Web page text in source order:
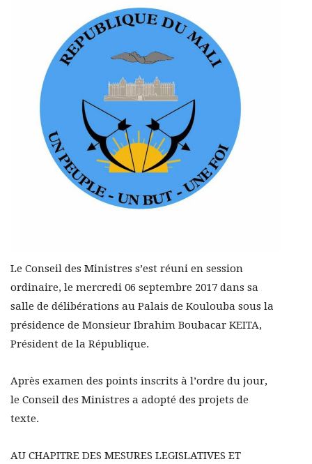
Le Conseil des Ministres s’est réuni en session
ordinaire, le mercredi 06 septembre 2017 dans sa
salle de délibérations au Palais de Koulouba sous la
présidence de Monsieur Ibrahim Boubacar KEITA,
Président de la République.
Après examen des points inscrits à l’ordre du jour,
le Conseil des Ministres a adopté des projets de
texte.
AU CHAPITRE DES MESURES LEGISLATIVES ET